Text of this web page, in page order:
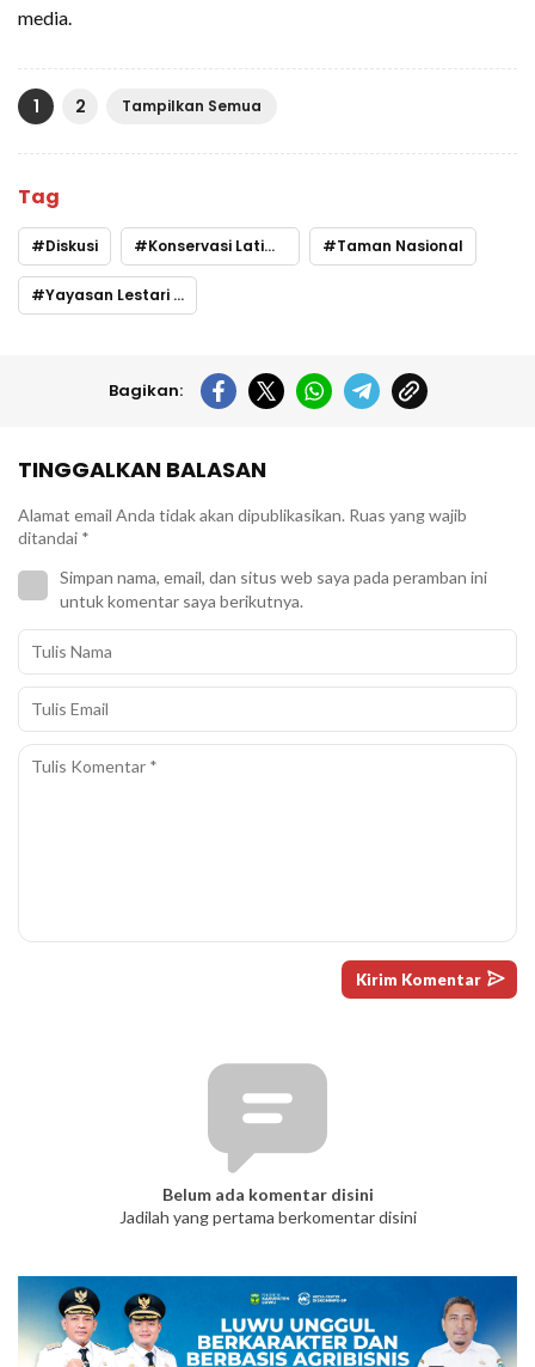
media.
1 2 Tampilkan Semua
Tag
Diskusi Konservasi Latimojong Taman Nasional
Yayasan Lestari Alam Luwu
Bagikan:
TINGGALKAN BALASAN
Alamat email Anda tidak akan dipublikasikan. Ruas yang wajib
ditandai *
Simpan nama, email, dan situs web saya pada peramban ini
untuk komentar saya berikutnya.
Belum ada komentar disini
Jadilah yang pertama berkomentar disini